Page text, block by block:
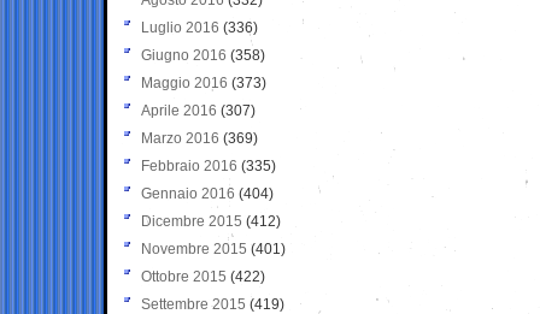
Luglio 2016 (336)
Giugno 2016 (358)
Maggio 2016 (373)
Aprile 2016 (307)
Marzo 2016 (369)
Febbraio 2016 (335)
Gennaio 2016 (404)
Dicembre 2015 (412)
Novembre 2015 (401)
Ottobre 2015 (422)
Settembre 2015 (419)